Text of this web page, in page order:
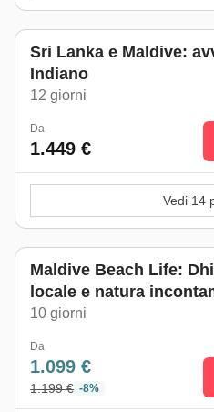
Sri Lanka e Maldive:
Indiano
12 giorni
Da
1.449 €
Vedi 14
Maldive Beach Life:
locale e natura
10 giorni
Da
1.099 €
1.199 € -8%